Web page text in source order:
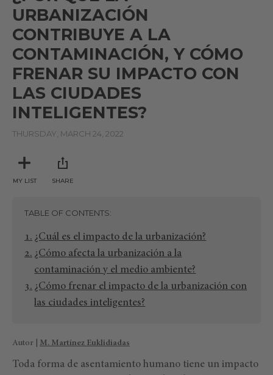
URBANIZACIÓN
CONTRIBUYE A LA
CONTAMINACIÓN, Y CÓMO
FRENAR SU IMPACTO CON
LAS CIUDADES
INTELIGENTES?
THURSDAY, MARCH 24, 2022
MY LIST SHARE
TABLE OF CONTENTS
¿Cuál es el impacto de la urbanización?
¿Cómo afecta la urbanización a la
contaminación y el medio ambiente?
¿Cómo frenar el impacto de la urbanización con
las ciudades inteligentes?
Autor | M. Martínez Euklidiadas
Toda forma de asentamiento humano tiene un impacto